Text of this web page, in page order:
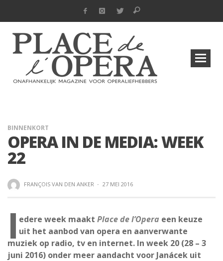
BINNENKORT
OPERA IN DE MEDIA: WEEK
22
FRANÇOIS VAN DEN ANKER · 27 MEI 2016
I edere week maakt Place de l’Opera een keuze
uit het aanbod van opera en aanverwante
muziek op radio, tv en internet. In week 20 (28 – 3
juni 2016) onder meer aandacht voor Janácek uit